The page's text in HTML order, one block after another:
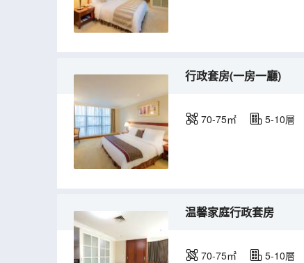
行政套房(一房一廳)
70-75㎡ 5-10層
温馨家庭行政套房
70-75㎡ 5-10層